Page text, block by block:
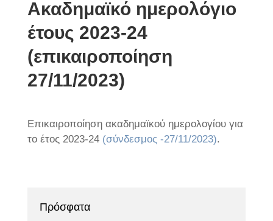
Ακαδημαϊκό ημερολόγιο
έτους 2023-24
(επικαιροποίηση
27/11/2023)
Επικαιροποίηση ακαδημαϊκού ημερολογίου για
το έτος 2023-24 (σύνδεσμος -27/11/2023).
Πρόσφατα